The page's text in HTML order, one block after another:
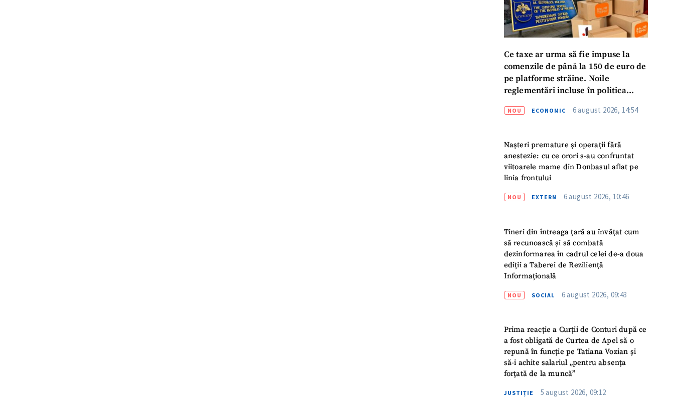
Ce taxe ar urma să fie impuse la
comenzile de până la 150 de euro de
pe platforme străine. Noile
reglementări incluse în politica
NOU ECONOMIC 6 august 2026, 14:54
Nașteri premature și operații fără
anestezie: cu ce orori s-au confruntat
viitoarele mame din Donbasul aflat pe
linia frontului
NOU EXTERN 6 august 2026, 10:46
Tineri din întreaga țară au învățat cum
să recunoască și să combată
dezinformarea în cadrul celei de-a doua
ediții a Taberei de Reziliență
Informațională
NOU SOCIAL 6 august 2026, 09:43
Prima reacție a Curții de Conturi după ce
a fost obligată de Curtea de Apel să o
repună în funcție pe Tatiana Vozian și
să-i achite salariul „pentru absența
forțată de la muncă”
JUSTIȚIE 5 august 2026, 09:12